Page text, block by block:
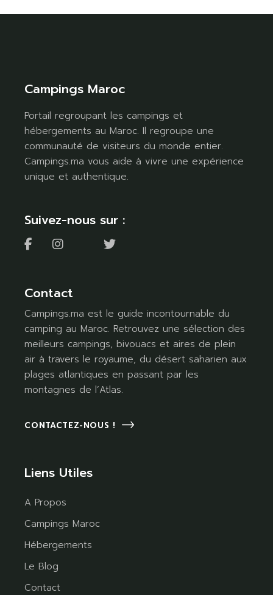
Campings Maroc
Portail regroupant les campings et
hébergements au Maroc. Il regroupe une
communauté de visiteurs du monde entier.
Campings.ma vous aide à vivre une expérience
unique et authentique.
Suivez-nous sur :
Contact
Campings.ma est le guide incontournable du
camping au Maroc. Retrouvez une sélection des
meilleurs campings, bivouacs et aires de plein
air à travers le royaume, du désert saharien aux
plages atlantiques en passant par les
montagnes de l’Atlas.
CONTACTEZ-NOUS !
Liens Utiles
A Propos
Campings Maroc
Hébergements
Le Blog
Contact